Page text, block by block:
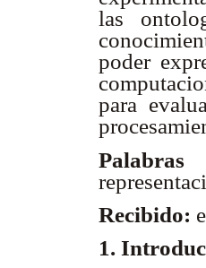
las
poder
para
Recibido:
1.